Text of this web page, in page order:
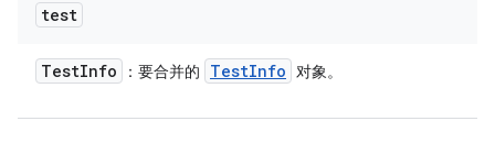
test
TestInfo ：要合并的 TestInfo 对象。